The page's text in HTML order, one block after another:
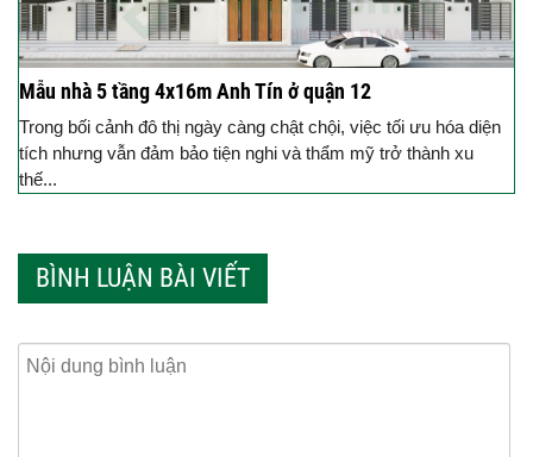
Mẫu nhà 5 tầng 4x16m Anh Tín ở quận 12
Trong bối cảnh đô thị ngày càng chật chội, việc tối ưu hóa diện
tích nhưng vẫn đảm bảo tiện nghi và thẩm mỹ trở thành xu
thế...
BÌNH LUẬN BÀI VIẾT